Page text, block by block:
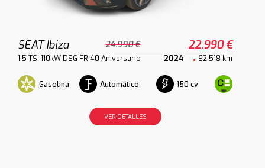
SEAT Ibiza 24.990 € 22.990 €
1.5 TSI 110kW DSG FR 40 Aniversario 2024 62.518 km
Gasolina Automático 150 cv
VER DETALLES